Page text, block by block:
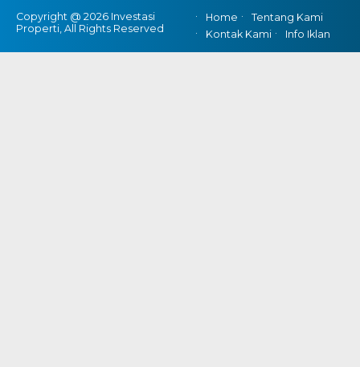
Copyright @ 2026 Investasi
Properti, All Rights Reserved
Home
Tentang Kami
Kontak Kami
Info Iklan